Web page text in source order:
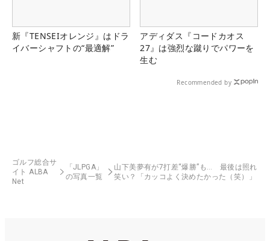
新『TENSEIオレンジ』はドラ
イバーシャフトの“最適解”
アディダス『コードカオス
27』は強烈な蹴りでパワーを
生む
Recommended by
ゴルフ総合サ
イト ALBA
Net
「JLPGA」
の写真一覧
山下美夢有が7打差“爆勝”も… 最後は照れ
笑い？「カッコよく決めたかった（笑）」